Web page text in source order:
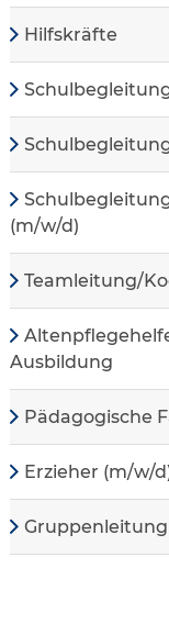
Hilfskräfte
(m/w/d)
Teamleitung/
Ausbildung
Pädagogische
Erzieher (m/w/